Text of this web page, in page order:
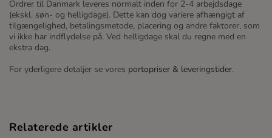
Ordrer til Danmark leveres normalt inden for 2-4 arbejdsdage
(ekskl. søn- og helligdage). Dette kan dog variere afhængigt af
tilgængelighed, betalingsmetode, placering og andre faktorer, som
vi ikke har indflydelse på. Ved helligdage skal du regne med en
ekstra dag.
For yderligere detaljer se vores portopriser & leveringstider.
Relaterede artikler